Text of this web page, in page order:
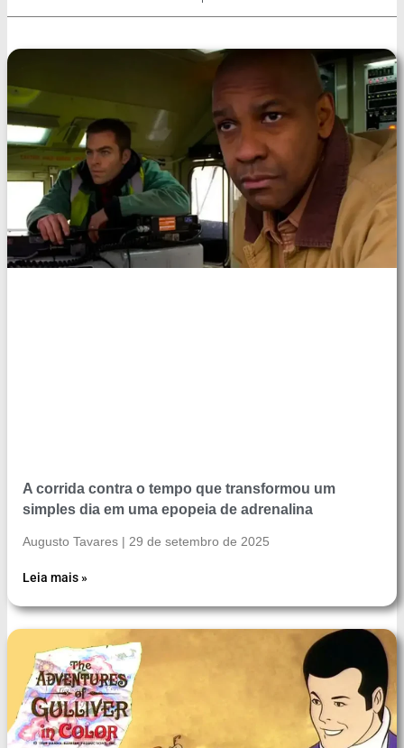
A corrida contra o tempo que transformou um
simples dia em uma epopeia de adrenalina
Augusto Tavares 29 de setembro de 2025
Leia mais »